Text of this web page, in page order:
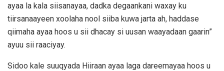
ayaa la kala siisanayaa, dadka degaankani waxay ku
tiirsanaayeen xoolaha nool siiba kuwa jarta ah, haddase
qiimaha ayaa hoos u sii dhacay si uusan waayadaan gaarin”
ayuu sii raaciyay.
Sidoo kale suuqyada Hiiraan ayaa laga dareemayaa hoos u